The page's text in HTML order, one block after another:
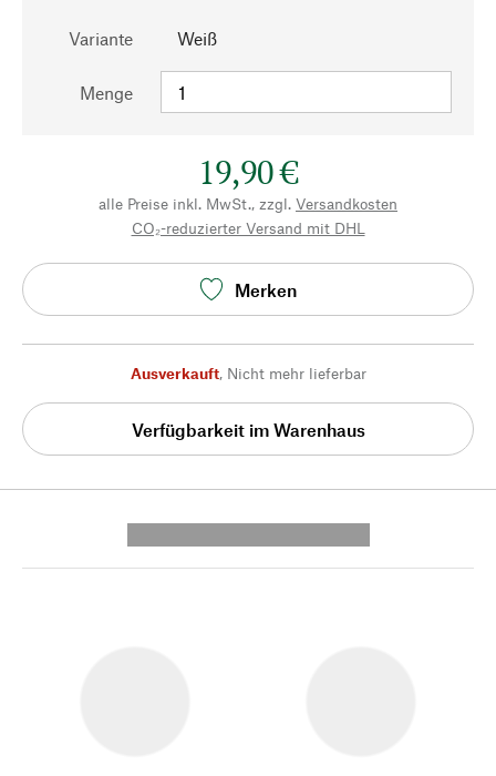
Variante Weiß
Menge
19,90 €
alle Preise inkl. MwSt., zzgl. Versandkosten
CO₂-reduzierter Versand mit DHL
Merken
Ausverkauft, Nicht mehr lieferbar
Verfügbarkeit im Warenhaus